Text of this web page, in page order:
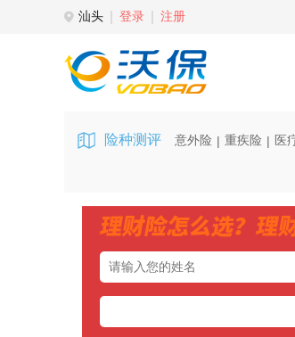
汕头 登录 注册
险种测评 意外险 | 重疾险 | 医